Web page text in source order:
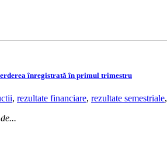
înregistrată în primul trimestru
, rezultate financiare, rezultate semestriale,